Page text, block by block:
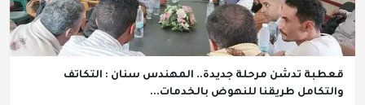
قعطبة تدشن مرحلة جديدة.. المهندس سنان : التكاتف
والتكامل طريقنا للنهوض بالخدمات...